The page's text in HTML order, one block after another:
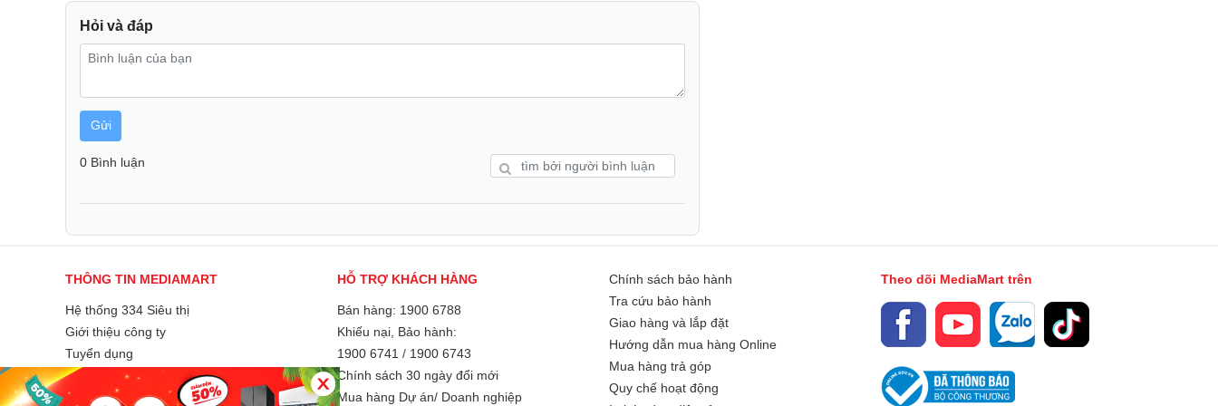
Khay dưới: Dành cho nồi, chảo và bát đĩa lớn, đi kèm bánh xe trượt nhẹ nhàng và ổn định.
Hỏi và đáp
Gửi
0 Bình luận
THÔNG TIN MEDIAMART
Hệ thống 334 Siêu thị
Giới thiệu công ty
Tuyển dụng
Liên hệ và góp ý
Phương thức thanh toán
HỖ TRỢ KHÁCH HÀNG
Bán hàng: 1900 6788
Khiếu nại, Bảo hành:
1900 6741 / 1900 6743
Chính sách 30 ngày đổi mới
Mua hàng Dự án/ Doanh nghiệp
Chính sách bảo hành
Tra cứu bảo hành
Giao hàng và lắp đặt
Hướng dẫn mua hàng Online
Mua hàng trả góp
Quy chế hoạt động
Theo dõi MediaMart trên